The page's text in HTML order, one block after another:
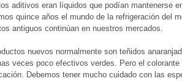
aditivos eran líquidos que podían mantenerse
quince años el mundo de la refrigeración del
antiguos continúan en nuestros mercados.
nuevos normalmente son teñidos
veces poco efectivos verdes. Pero el
Debemos tener mucho cuidado con las